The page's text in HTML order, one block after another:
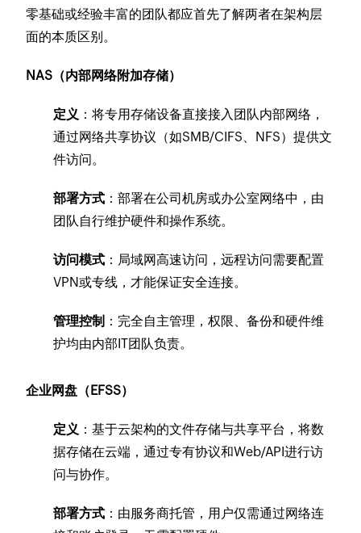
零基础或经验丰富的团队都应首先了解两者在架构层
面的本质区别。
NAS（内部网络附加存储）
定义 ：将专用存储设备直接接入团队内部网络，
通过网络共享协议（如SMB/CIFS、NFS）提供文
件访问。
部署方式 ：部署在公司机房或办公室网络中，由
团队自行维护硬件和操作系统。
访问模式 ：局域网高速访问，远程访问需要配置
VPN或专线，才能保证安全连接。
管理控制 ：完全自主管理，权限、备份和硬件维
护均由内部IT团队负责。
企业网盘（EFSS）
定义 ：基于云架构的文件存储与共享平台，将数
据存储在云端，通过专有协议和Web/API进行访
问与协作。
部署方式 ：由服务商托管，用户仅需通过网络连